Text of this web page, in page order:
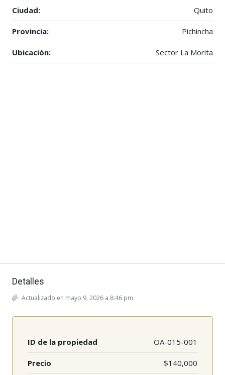
Ciudad: Quito
Provincia: Pichincha
Ubicación: Sector La Morita
Detalles
Actualizado en mayo 9, 2026 a 8:46 pm
ID de la propiedad OA-015-001
Precio $140,000